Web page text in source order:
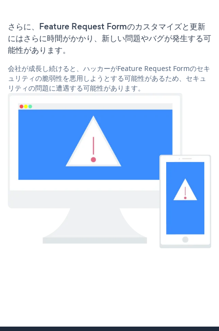
さらに、Feature Request Formのカスタマイズと更新
にはさらに時間がかかり、新しい問題やバグが発生する可
能性があります。
会社が成長し続けると、ハッカーがFeature Request Formのセキ
ュリティの脆弱性を悪用しようとする可能性があるため、セキュ
リティの問題に遭遇する可能性があります。